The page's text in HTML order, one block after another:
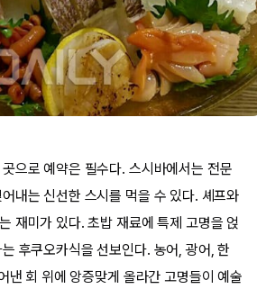
으로 예약은 필수다. 스시바에서는 전문
내는 신선한 스시를 먹을 수 있다. 셰프와
재미가 있다. 초밥 재료에 특제 고명을 얹
후쿠오카식을 선보인다. 농어, 광어, 한
낸 회 위에 앙증맞게 올라간 고명들이 예술